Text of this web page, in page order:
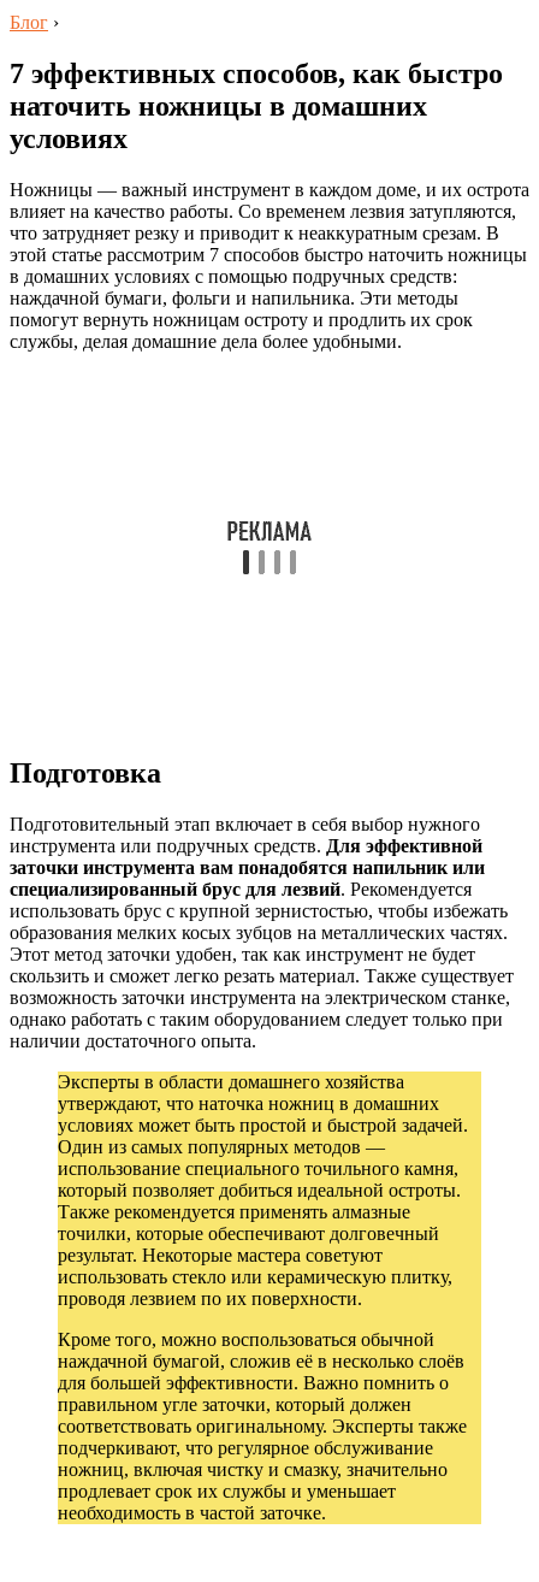
Блог ›
7 эффективных способов, как быстро
наточить ножницы в домашних
условиях
Ножницы — важный инструмент в каждом доме, и их острота
влияет на качество работы. Со временем лезвия затупляются,
что затрудняет резку и приводит к неаккуратным срезам. В
этой статье рассмотрим 7 способов быстро наточить ножницы
в домашних условиях с помощью подручных средств:
наждачной бумаги, фольги и напильника. Эти методы
помогут вернуть ножницам остроту и продлить их срок
службы, делая домашние дела более удобными.
Подготовка
Подготовительный этап включает в себя выбор нужного
инструмента или подручных средств. Для эффективной
заточки инструмента вам понадобятся напильник или
специализированный брус для лезвий. Рекомендуется
использовать брус с крупной зернистостью, чтобы избежать
образования мелких косых зубцов на металлических частях.
Этот метод заточки удобен, так как инструмент не будет
скользить и сможет легко резать материал. Также существует
возможность заточки инструмента на электрическом станке,
однако работать с таким оборудованием следует только при
наличии достаточного опыта.
Эксперты в области домашнего хозяйства
утверждают, что наточка ножниц в домашних
условиях может быть простой и быстрой задачей.
Один из самых популярных методов —
использование специального точильного камня,
который позволяет добиться идеальной остроты.
Также рекомендуется применять алмазные
точилки, которые обеспечивают долговечный
результат. Некоторые мастера советуют
использовать стекло или керамическую плитку,
проводя лезвием по их поверхности.
Кроме того, можно воспользоваться обычной
наждачной бумагой, сложив её в несколько слоёв
для большей эффективности. Важно помнить о
правильном угле заточки, который должен
соответствовать оригинальному. Эксперты также
подчеркивают, что регулярное обслуживание
ножниц, включая чистку и смазку, значительно
продлевает срок их службы и уменьшает
необходимость в частой заточке.